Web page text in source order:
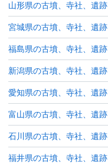
山形県の古墳、寺社、遺跡
宮城県の古墳、寺社、遺跡
福島県の古墳、寺社、遺跡
新潟県の古墳、寺社、遺跡
愛知県の古墳、寺社、遺跡
富山県の古墳、寺社、遺跡
石川県の古墳、寺社、遺跡
福井県の古墳、寺社、遺跡